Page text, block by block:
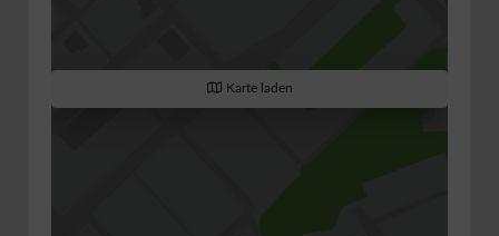
Karte laden